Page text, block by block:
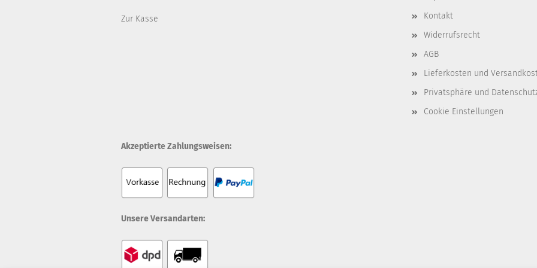
Zur Kasse
Kontakt
Widerrufsrecht
AGB
Lieferkosten und
Privatsphäre und
Cookie Einstellungen
Akzeptierte Zahlungsweisen:
Unsere Versandarten: